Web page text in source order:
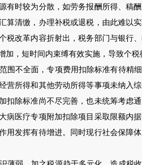
有时较为分散，如劳务报酬所得、稿
算清缴，办理补税或退税，由此难以
税改革内容折射出，税务部门与银行
加，短时间内束缚有效实施，导致个税
不全面，专项费用扣除标准有待精
营所得和其他劳动所得等事项未纳入
扣除标准尚不尽完善，也未统筹考虑
病医疗专项附加扣除项目采取限额内
用发挥有待增进。同时现行社会保障